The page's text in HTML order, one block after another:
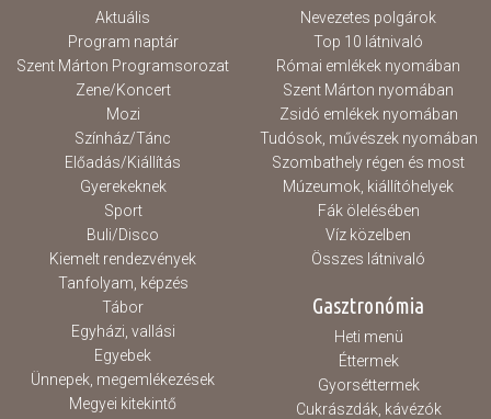
Aktuális
Program naptár
Szent Márton Programsorozat
Zene/Koncert
Mozi
Színház/Tánc
Előadás/Kiállítás
Gyerekeknek
Sport
Buli/Disco
Kiemelt rendezvények
Tanfolyam, képzés
Tábor
Egyházi, vallási
Egyebek
Ünnepek, megemlékezések
Megyei kitekintő
Nevezetes polgárok
Top 10 látnivaló
Római emlékek nyomában
Szent Márton nyomában
Zsidó emlékek nyomában
Tudósok, művészek nyomában
Szombathely régen és most
Múzeumok, kiállítóhelyek
Fák ölelésében
Víz közelben
Összes látnivaló
Gasztronómia
Heti menü
Éttermek
Gyorséttermek
Cukrászdák, kávézók